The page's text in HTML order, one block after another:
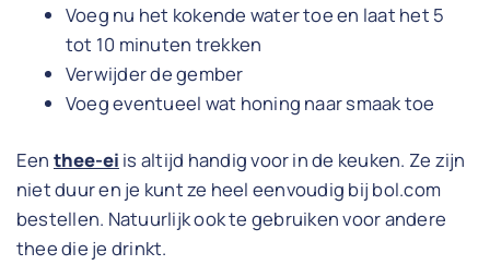
Voeg nu het kokende water toe en laat het 5
tot 10 minuten trekken
Verwijder de gember
Voeg eventueel wat honing naar smaak toe
Een thee-ei is altijd handig voor in de keuken. Ze zijn
niet duur en je kunt ze heel eenvoudig bij bol.com
bestellen. Natuurlijk ook te gebruiken voor andere
thee die je drinkt.